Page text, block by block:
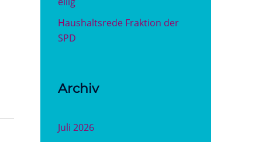
Haushaltsrede Fraktion der
SPD
Archiv
Juli 2026